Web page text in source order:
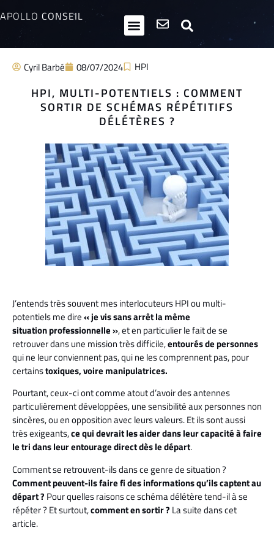
APOLLO CONSEIL
Cyril Barbé 08/07/2024 HPI
HPI, MULTI-POTENTIELS : COMMENT
SORTIR DE SCHÉMAS RÉPÉTITIFS
DÉLÉTÈRES ?
J’entends très souvent mes interlocuteurs HPI ou multi-
potentiels me dire« je vis sans arrêt la même
situation professionnelle », et en particulier le fait de se
retrouver dans une mission très difficile,entourés de personnes
qui ne leur conviennent pas, qui ne les comprennent pas, pour
certainstoxiques, voire manipulatrices.
Pourtant, ceux-ci ont comme atout d’avoir des antennes
particulièrement développées, une sensibilité aux personnes non
sincères, ou en opposition avec leurs valeurs. Et ils sont aussi
très exigeants,ce qui devrait les aider dans leur capacité à faire
le tri dans leur entourage direct dès le départ.
Comment se retrouvent-ils dans ce genre de situation ?
Comment peuvent-ils faire fi des informations qu’ils captent au
départ ? Pour quelles raisons ce schéma délétère tend-il à se
répéter ? Et surtout,comment en sortir ? La suite dans cet
article.